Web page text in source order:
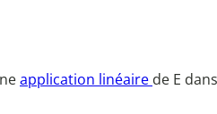
application linéaire de E